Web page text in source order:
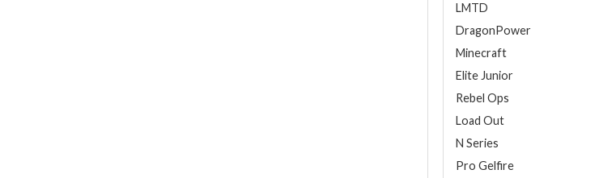
LMTD
DragonPower
Minecraft
Elite Junior
Rebel Ops
Load Out
N Series
Pro Gelfire